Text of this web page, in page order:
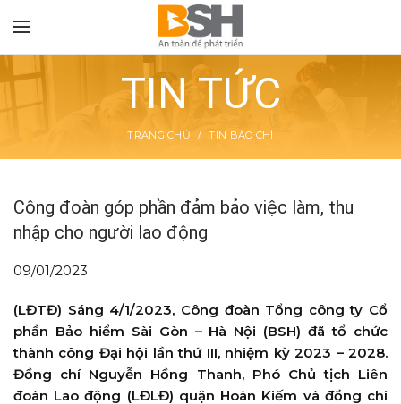
TIN TỨC
TRANG CHỦ TIN BÁO CHÍ
Công đoàn góp phần đảm bảo việc làm, thu
nhập cho người lao động
09/01/2023
(LĐTĐ) Sáng 4/1/2023, Công đoàn Tổng công ty Cổ
phần Bảo hiểm Sài Gòn – Hà Nội (BSH) đã tổ chức
thành công Đại hội lần thứ III, nhiệm kỳ 2023 – 2028.
Đồng chí Nguyễn Hồng Thanh, Phó Chủ tịch Liên
đoàn Lao động (LĐLĐ) quận Hoàn Kiếm và đồng chí